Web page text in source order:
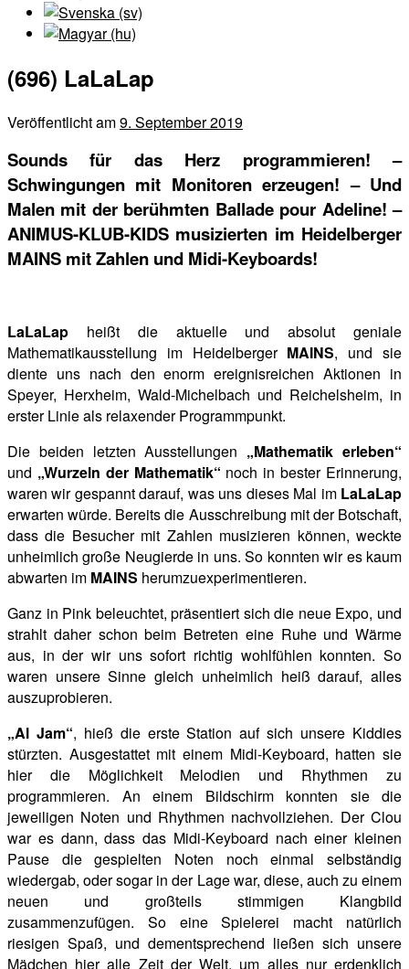
(696) LaLaLap
Veröffentlicht am9. September 2019
Sounds für das Herz programmieren! –
Schwingungen mit Monitoren erzeugen! – Und
Malen mit der berühmten Ballade pour Adeline! –
ANIMUS-KLUB-KIDS musizierten im Heidelberger
MAINS mit Zahlen und Midi-Keyboards!
LaLaLap heißt die aktuelle und absolut geniale
Mathematikausstellung im Heidelberger MAINS, und sie
diente uns nach den enorm ereignisreichen Aktionen in
Speyer, Herxheim, Wald-Michelbach und Reichelsheim, in
erster Linie als relaxender Programmpunkt.
Die beiden letzten Ausstellungen „Mathematik erleben“
und „Wurzeln der Mathematik“ noch in bester Erinnerung,
waren wir gespannt darauf, was uns dieses Mal im LaLaLap
erwarten würde. Bereits die Ausschreibung mit der Botschaft,
dass die Besucher mit Zahlen musizieren können, weckte
unheimlich große Neugierde in uns. So konnten wir es kaum
abwarten im MAINS herumzuexperimentieren.
Ganz in Pink beleuchtet, präsentiert sich die neue Expo, und
strahlt daher schon beim Betreten eine Ruhe und Wärme
aus, in der wir uns sofort richtig wohlfühlen konnten. So
waren unsere Sinne gleich unheimlich heiß darauf, alles
auszuprobieren.
„Al Jam“, hieß die erste Station auf sich unsere Kiddies
stürzten. Ausgestattet mit einem Midi-Keyboard, hatten sie
hier die Möglichkeit Melodien und Rhythmen zu
programmieren. An einem Bildschirm konnten sie die
jeweiligen Noten und Rhythmen nachvollziehen. Der Clou
war es dann, dass das Midi-Keyboard nach einer kleinen
Pause die gespielten Noten noch einmal selbständig
wiedergab, oder sogar in der Lage war, diese, auch zu einem
neuen und großteils stimmigen Klangbild
zusammenzufügen. So eineSpielerei macht natürlich
riesigen Spaß, und dementsprechend ließen sich unsere
Mädchen hier alle Zeit der Welt, um alles nur erdenklich